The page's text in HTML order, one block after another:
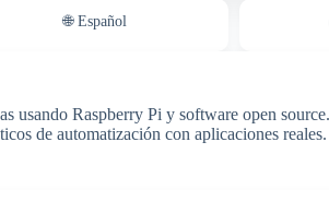
🌐 Español
usando Raspberry Pi y software open
de automatización con aplicaciones reales.